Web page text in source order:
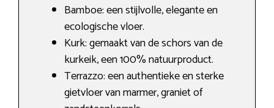
Bamboe: een stijlvolle, elegante en
ecologische vloer.
Kurk: gemaakt van de schors van de
kurkeik, een 100% natuurproduct.
Terrazzo: een authentieke en sterke
gietvloer van marmer, graniet of